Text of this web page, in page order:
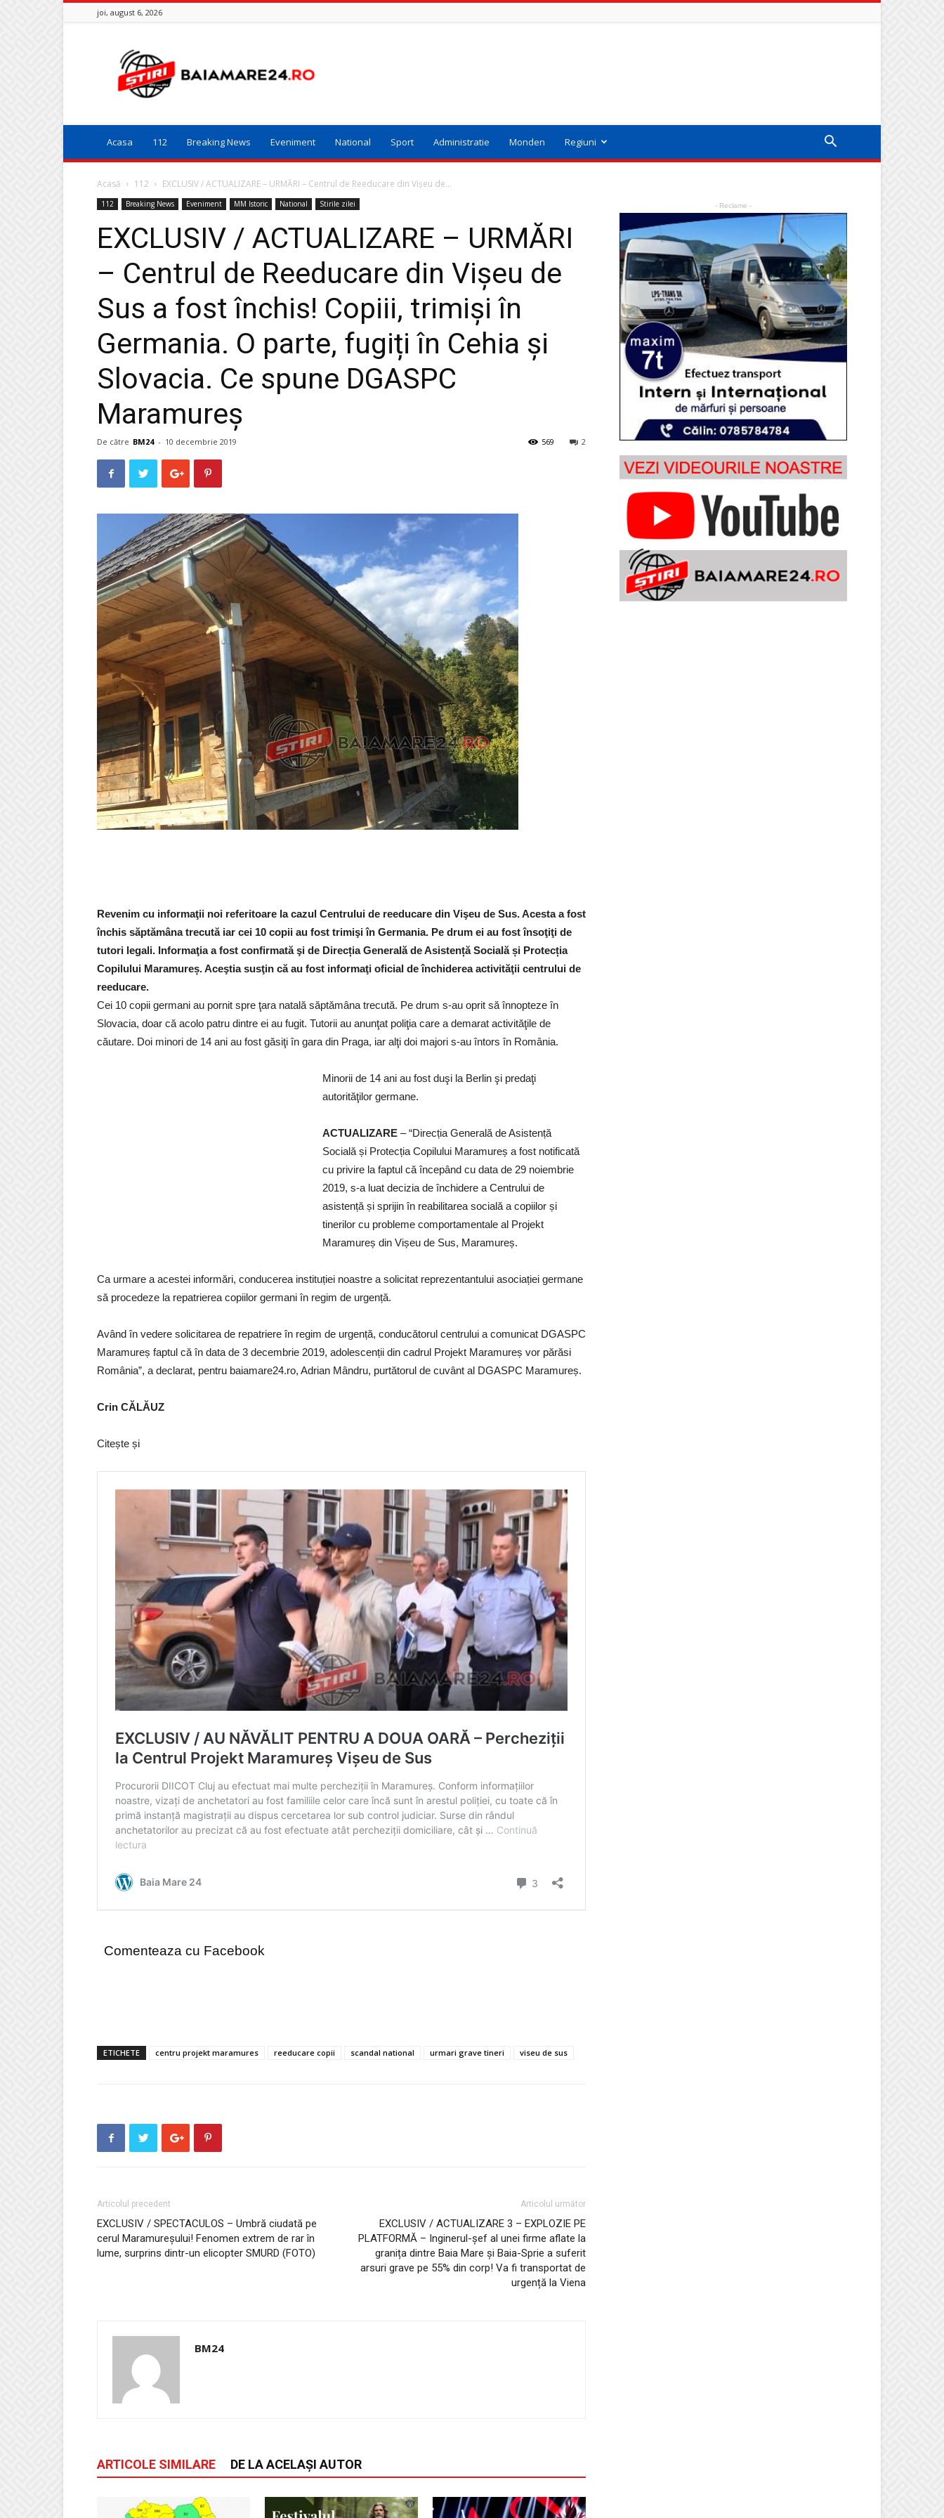
joi, august 6, 2026
Baia
Mare
24
Acasa 112 Breaking News Eveniment National Sport Administratie Monden Regiuni
Acasă 112 EXCLUSIV / ACTUALIZARE – URMĂRI – Centrul de Reeducare din Vișeu de...
112 Breaking News Eveniment MM Istoric National Stirile zilei
EXCLUSIV / ACTUALIZARE – URMĂRI
– Centrul de Reeducare din Vișeu de
Sus a fost închis! Copiii, trimiși în
Germania. O parte, fugiți în Cehia și
Slovacia. Ce spune DGASPC
Maramureș
De către BM24 - 10 decembrie 2019 2
569
Revenim cu informaţii noi referitoare la cazul Centrului de reeducare din Vişeu de Sus. Acesta a fost
închis săptămâna trecută iar cei 10 copii au fost trimişi în Germania. Pe drum ei au fost însoţiţi de
tutori legali. Informaţia a fost confirmată şi de Direcția Generală de Asistență Socială și Protecția
Copilului Maramureș. Aceştia susţin că au fost informaţi oficial de închiderea activităţii centrului de
reeducare.
Cei 10 copii germani au pornit spre ţara natală săptămâna trecută. Pe drum s-au oprit să înnopteze în
Slovacia, doar că acolo patru dintre ei au fugit. Tutorii au anunţat poliţia care a demarat activităţile de
căutare. Doi minori de 14 ani au fost găsiţi în gara din Praga, iar alţi doi majori s-au întors în România.
Minorii de 14 ani au fost duşi la Berlin şi predaţi
autorităţilor germane.
ACTUALIZARE – “Direcția Generală de Asistență
Socială și Protecția Copilului Maramureș a fost notificată
cu privire la faptul că începând cu data de 29 noiembrie
2019, s-a luat decizia de închidere a Centrului de
asistență și sprijin în reabilitarea socială a copiilor și
tinerilor cu probleme comportamentale al Projekt
Maramureș din Vișeu de Sus, Maramureș.
Ca urmare a acestei informări, conducerea instituției noastre a solicitat reprezentantului asociației germane
să procedeze la repatrierea copiilor germani în regim de urgență.
Având în vedere solicitarea de repatriere în regim de urgență, conducătorul centrului a comunicat DGASPC
Maramureș faptul că în data de 3 decembrie 2019, adolescenții din cadrul Projekt Maramureș vor părăsi
România”, a declarat, pentru baiamare24.ro, Adrian Mândru, purtătorul de cuvânt al DGASPC Maramureș.
Crin CĂLĂUZ
Citește și
Comenteaza cu Facebook
ETICHETE centru projekt maramures reeducare copii scandal national urmari grave tineri viseu de sus
Articolul precedent
EXCLUSIV / SPECTACULOS – Umbră ciudată pe
cerul Maramureșului! Fenomen extrem de rar în
lume, surprins dintr-un elicopter SMURD (FOTO)
Articolul următor
EXCLUSIV / ACTUALIZARE 3 – EXPLOZIE PE
PLATFORMĂ – Inginerul-șef al unei firme aflate la
granița dintre Baia Mare și Baia-Sprie a suferit
arsuri grave pe 55% din corp! Va fi transportat de
urgență la Viena
BM24
ARTICOLE SIMILARE DE LA ACELAȘI AUTOR
- Reclame -